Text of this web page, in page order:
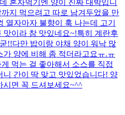
혼자먹기엔 양이 진짜 대박입니
지 먹으려고 따로 남겨두었을 만
열자마자 불향이 훅 나는데 고기
맛이라 참 맛있네요~!특히 계란후
!! ​다만 밥이랑 야채 양이 워낙 많
양에 비해 좀 적더라고요ㅠ.ㅠ
먹는 걸 좋아해서 소스를 직접
니 간이 딱 맞고 맛있었습니다! 양
시면 꼭 드셔보세요~^^